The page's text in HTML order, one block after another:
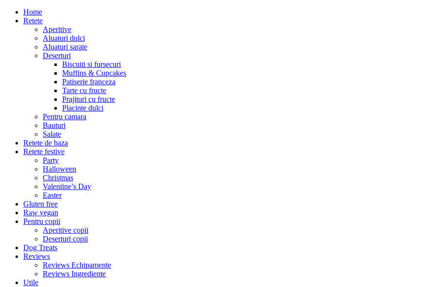
Home
Retete
Aperitive
Aluaturi dulci
Aluaturi sarate
Deserturi
Biscuiti si fursecuri
Muffins & Cupcakes
Patiserie franceza
Tarte cu fructe
Prajituri cu fructe
Placinte dulci
Pentru camara
Bauturi
Salate
Retete de baza
Retete festive
Party
Halloween
Christmas
Valentine’s Day
Easter
Gluten free
Raw vegan
Pentru copii
Aperitive copii
Deserturi copii
Dog Treats
Reviews
Reviews Echipamente
Reviews Ingrediente
Utile